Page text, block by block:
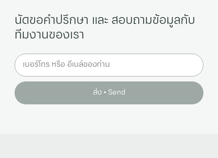
นัดขอคำปรึกษา และ สอบถามข้อมูลกับ
ทีมงานของเรา
ส่ง • Send